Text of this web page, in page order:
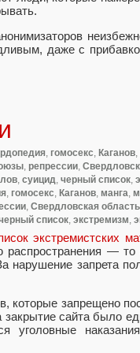
даже с
, гомосекс, Каганов,
, репрессии,
, суицид, черный список,
, гомосекс, Каганов, манга,
, Свердловская область
список, экстремизм,
экстремистских
— то
запрета
которые запрещено
закрытие сайта было
уголовные